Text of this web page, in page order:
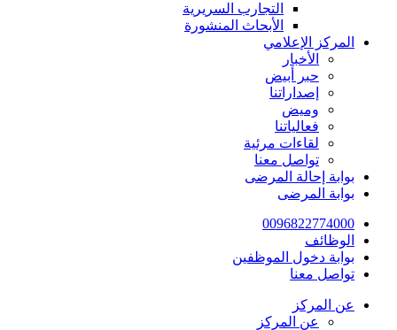
التجارب السريرية
الأبحاث المنشورة
المركز الإعلامي
الأخبار
حبر أبيض
إصداراتنا
وميض
فعالياتنا
لقاءات مرئية
تواصل معنا
بوابة إحالة المرضى
بوابة المرضى
0096822774000
الوظائف
بوابة دخول الموظفين
تواصل معنا
عن المركز
عن المركز